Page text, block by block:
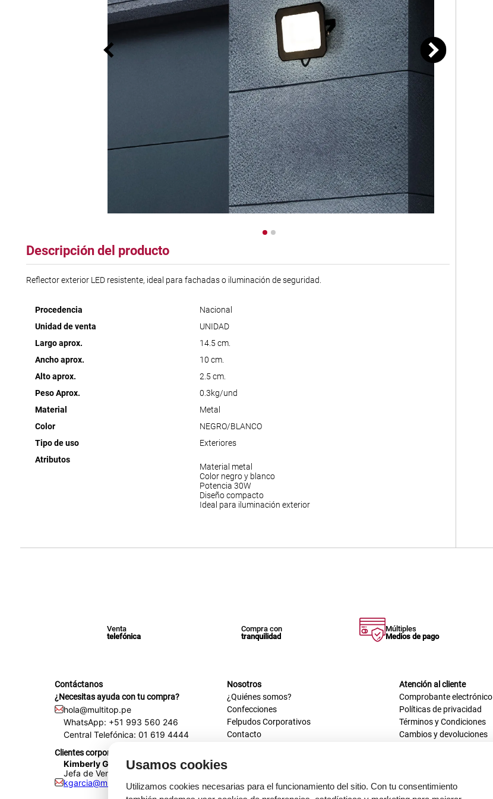
Usamos cookies
Utilizamos cookies necesarias para el funcionamiento del sitio. Con tu consentimiento
Descripción del producto
Reflector exterior LED resistente, ideal para fachadas o iluminación de seguridad.
Procedencia
Nacional
Unidad de venta
UNIDAD
Largo aprox.
14.5 cm.
Ancho aprox.
10 cm.
Alto aprox.
2.5 cm.
Peso Aprox.
0.3kg/und
Material
Metal
Color
NEGRO/BLANCO
Tipo de uso
Exteriores
Atributos
Material metal
Color negro y blanco
Potencia 30W
Diseño compacto
Ideal para iluminación exterior
Venta
telefónica
Compra con
tranquilidad
Múltiples
Medios de pago
Contáctanos
¿Necesitas ayuda con tu compra?
hola@multitop.pe
WhatsApp: +51 993 560 246
Central Telefónica: 01 619 4444
Clientes corporativos
Kimberly Garcia
Jefa de Ventas Empresas
kgarcia@multitop.pe
Nosotros
¿Quiénes somos?
Confecciones
Felpudos Corporativos
Contacto
Tienda física
Av. Iquitos 670 - 699, La Victoria
Atención al cliente
Comprobante electrónico
Políticas de privacidad
Términos y Condiciones
Cambios y devoluciones
tapete